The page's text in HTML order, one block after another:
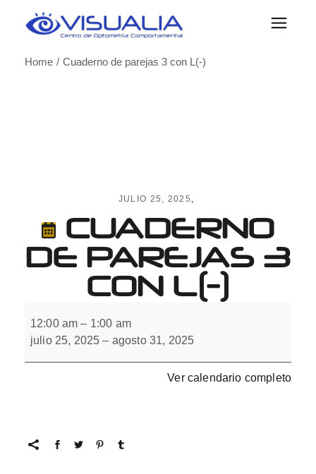
Home
Cuaderno de parejas 3 con L(-)
JULIO 25, 2025
CUADERNO
DE PAREJAS 3
CON L(-)
de
parejas
L(-)
12:00 am – 1:00 am
julio 25, 2025 – agosto 31, 2025
Ver calendario completo